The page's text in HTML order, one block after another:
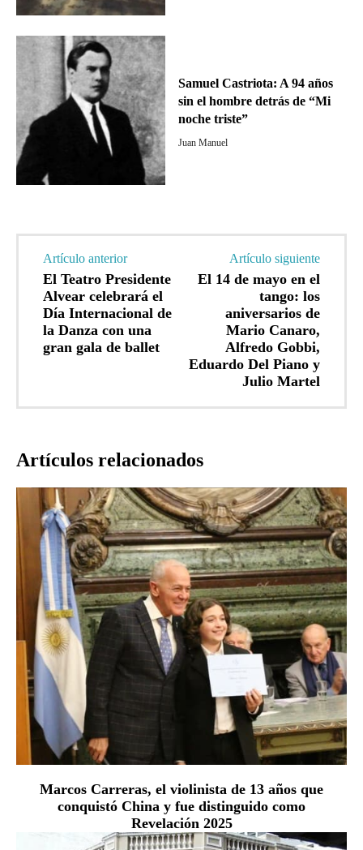
Samuel Castriota: A 94 años
sin el hombre detrás de “Mi
noche triste”
Juan Manuel
Artículo anterior
El Teatro Presidente
Alvear celebrará el
Día Internacional de
la Danza con una
gran gala de ballet
Artículo siguiente
El 14 de mayo en el
tango: los
aniversarios de
Mario Canaro,
Alfredo Gobbi,
Eduardo Del Piano y
Julio Martel
Artículos relacionados
Marcos Carreras, el violinista de 13 años que
conquistó China y fue distinguido como
Revelación 2025